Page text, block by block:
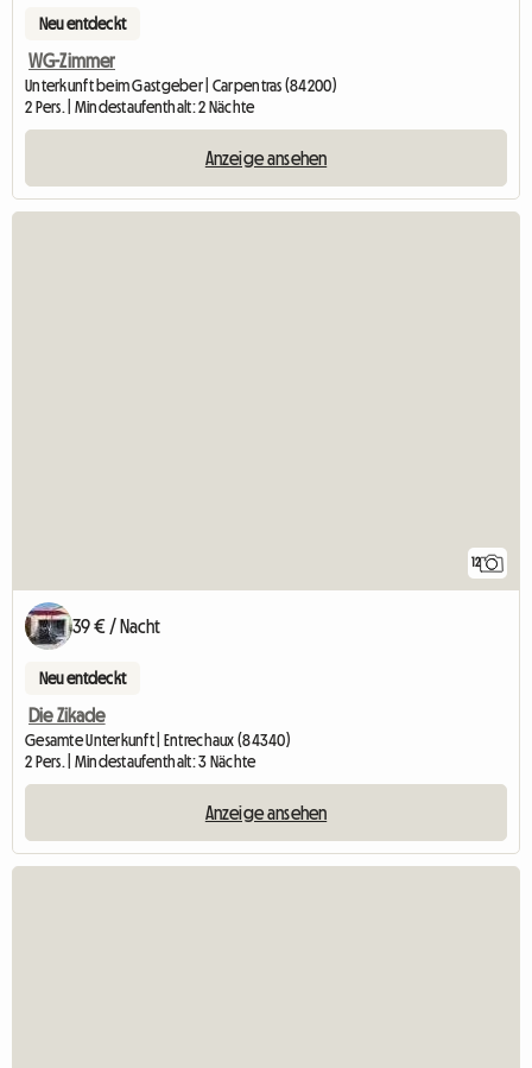
Neu entdeckt
WG-Zimmer
Unterkunft beim Gastgeber | Carpentras (84200)
2 Pers. | Mindestaufenthalt: 2 Nächte
Anzeige ansehen
12
39 € / Nacht
Neu entdeckt
Die Zikade
Gesamte Unterkunft | Entrechaux (84340)
2 Pers. | Mindestaufenthalt: 3 Nächte
Anzeige ansehen